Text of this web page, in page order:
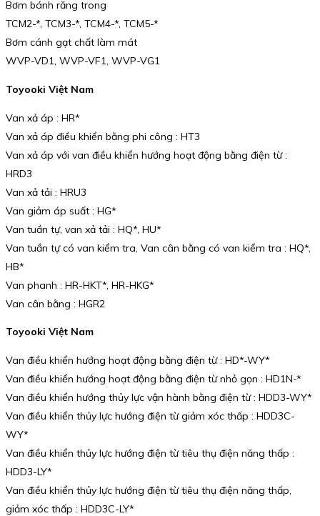
Bơm bánh răng trong
TCM2-*, TCM3-*, TCM4-*, TCM5-*
Bơm cánh gạt chất làm mát
WVP-VD1, WVP-VF1, WVP-VG1
Toyooki Việt Nam
Van xả áp : HR*
Van xả áp điều khiển bằng phi công : HT3
Van xả áp với van điều khiển hướng hoạt động bằng điện từ :
HRD3
Van xả tải : HRU3
Van giảm áp suất : HG*
Van tuần tự, van xả tải : HQ*, HU*
Van tuần tự có van kiểm tra, Van cân bằng có van kiểm tra : HQ*,
HB*
Van phanh : HR-HKT*, HR-HKG*
Van cân bằng : HGR2
Toyooki Việt Nam
Van điều khiển hướng hoạt động bằng điện từ : HD*-WY*
Van điều khiển hướng hoạt động bằng điện từ nhỏ gọn : HD1N-*
Van điều khiển hướng thủy lực vận hành bằng điện từ : HDD3-WY*
Van điều khiển thủy lực hướng điện từ giảm xóc thấp : HDD3C-
WY*
Van điều khiển thủy lực hướng điện từ tiêu thụ điện năng thấp :
HDD3-LY*
Van điều khiển thủy lực hướng điện từ tiêu thụ điện năng thấp,
giảm xóc thấp : HDD3C-LY*